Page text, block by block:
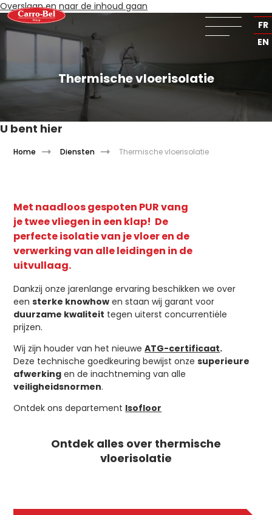
FR
EN
Overslaan en naar de inhoud gaan
Thermische vloerisolatie
U bent hier
Home Diensten Thermische vloerisolatie
Met naadloos gespoten PUR vang
je twee vliegen in een klap! De
perfecte isolatie van je vloer en de
verwerking van alle leidingen in de
uitvullaag.
Dankzij onze jarenlange ervaring beschikken we over
eensterke knowhow en staan wij garant voor
duurzame kwaliteit tegen uiterst concurrentiële
prijzen.
Wij zijn houder van het nieuweATG-certificaat. ​
Deze technische goedkeuring bewijst onzesuperieure
afwerking en de inachtneming van alle
veiligheidsnormen.
Ontdek ons departement Isofloor
Ontdek alles over thermische
vloerisolatie